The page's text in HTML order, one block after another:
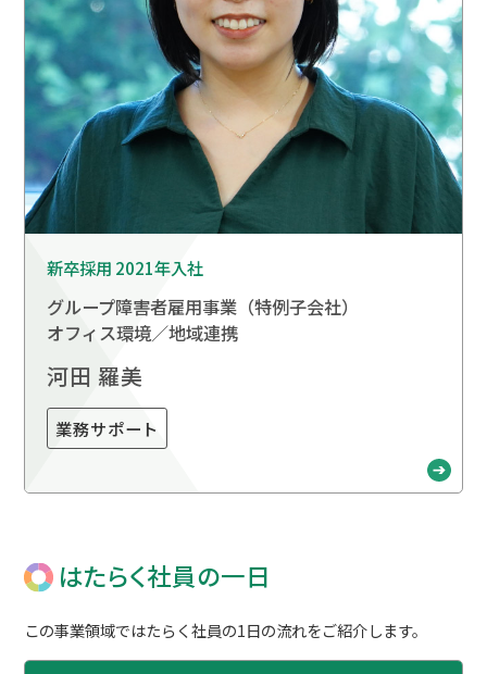
新卒採用 2021年入社
グループ障害者雇用事業 （特例子会社）
オフィス環境／地域連携
河田 羅美
業務サポート
はたらく社員の一日
この事業領域ではたらく社員の1日の流れをご紹介します。